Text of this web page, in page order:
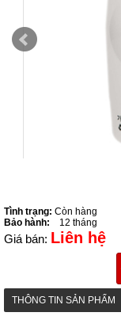
Tình trạng: Còn hàng
Bảo hành:
12 tháng
Giá bán: Liên hệ
THÔNG TIN SẢN PHẨM